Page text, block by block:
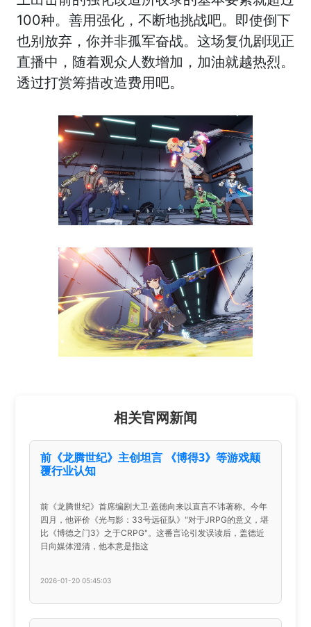
100种。善用强化，不断地挑战吧。即使倒下
也别放弃，你并非孤军奋战。这场复仇剧现正
直播中，随着观众人数增加，加油就越热烈。
透过打赏筹措改造费用吧。
相关官网新闻
前《龙腾世纪》主创坦言 《博得3》等游戏颠
覆行业认知
前《龙腾世纪》首席编剧大卫·盖德向来以直言不讳著称。今年
四月，他评价《光与影：33号远征队》"对于JRPG的意义，堪
比《博德之门3》之于CRPG"。这番言论引发误读后，盖德近
日向媒体澄清，他本意是指这
2026-01-20 05:45:03